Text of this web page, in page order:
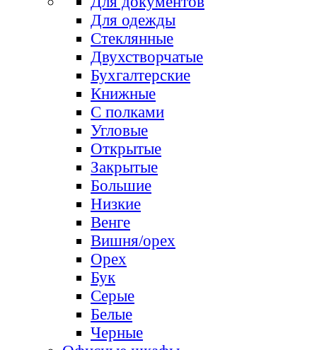
Для одежды
Стеклянные
Двухстворчатые
Бухгалтерские
Книжные
С полками
Угловые
Открытые
Закрытые
Большие
Низкие
Венге
Вишня/орех
Орех
Бук
Серые
Белые
Черные